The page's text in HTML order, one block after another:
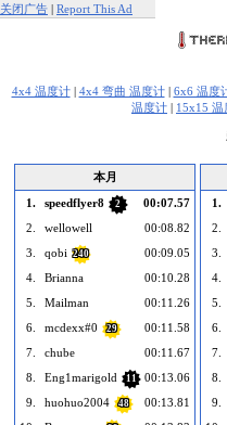
关闭广告 | Report This Ad
4x4 温度计| 4x4 弯曲 温度计| 6x6 温度
温度计 | 15x15 温
本月
1.
speedflyer8 2
00:07.57
2.
wellowell
00:08.82
3.
qobi 240
00:09.05
4.
Brianna
00:10.28
5.
Mailman
00:11.26
6.
mcdexx#0 29
00:11.58
7.
chube
00:11.67
8.
Eng1marigold 11
00:13.06
9.
huohuo2004 48
00:13.81
1.
2.
3.
4.
5.
6.
7.
8.
9.